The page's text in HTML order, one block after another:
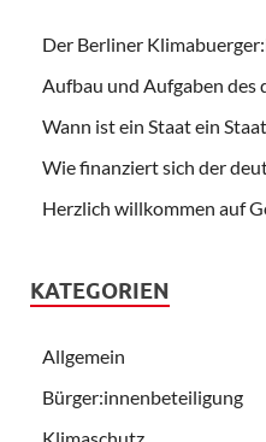
Der Berliner
Aufbau und Aufgaben des
Wann ist ein Staat ein
Wie finanziert sich der
Herzlich willkommen auf
KATEGORIEN
Allgemein
Bürger:innenbeteiligung